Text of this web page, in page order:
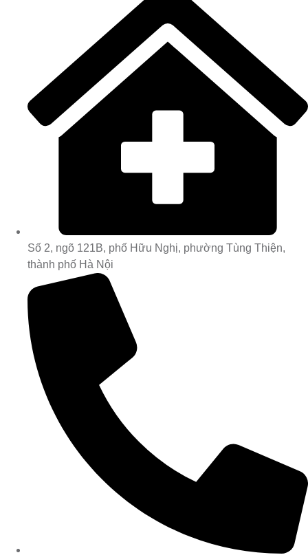
Số 2, ngõ 121B, phố Hữu Nghị, phường Tùng Thiện,
thành phố Hà Nội